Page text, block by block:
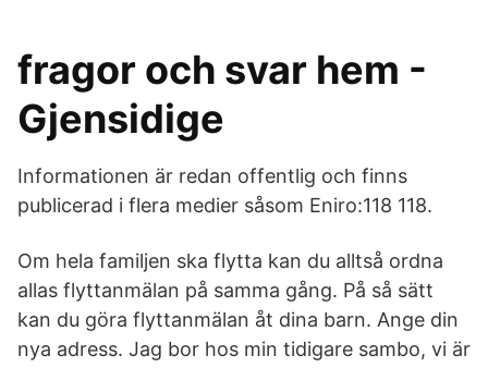
fragor och svar hem -
Gjensidige
Informationen är redan offentlig och finns
publicerad i flera medier såsom Eniro:118 118.
Om hela familjen ska flytta kan du alltså ordna
allas flyttanmälan på samma gång. På så sätt
kan du göra flyttanmälan åt dina barn. Ange din
nya adress. Jag bor hos min tidigare sambo, vi är